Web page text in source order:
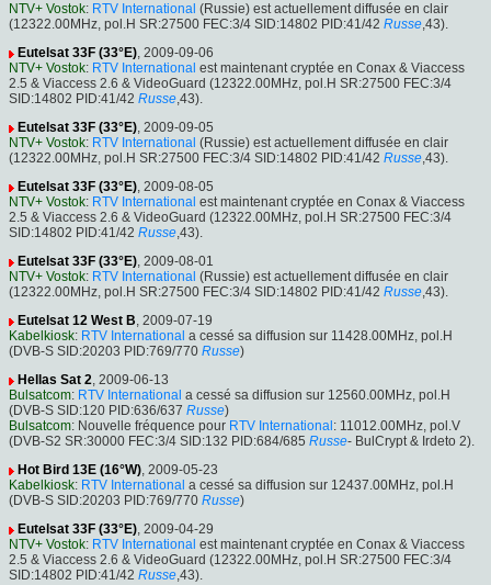
NTV+ Vostok: RTV International (Russie) est actuellement diffusée en clair
(12322.00MHz, pol.H SR:27500 FEC:3/4 SID:14802 PID:41/42 Russe,43).
Eutelsat 33F (33°E), 2009-09-06
NTV+ Vostok: RTV International est maintenant cryptée en Conax & Viaccess
2.5 & Viaccess 2.6 & VideoGuard (12322.00MHz, pol.H SR:27500 FEC:3/4
SID:14802 PID:41/42 Russe,43).
Eutelsat 33F (33°E), 2009-09-05
NTV+ Vostok: RTV International (Russie) est actuellement diffusée en clair
(12322.00MHz, pol.H SR:27500 FEC:3/4 SID:14802 PID:41/42 Russe,43).
Eutelsat 33F (33°E), 2009-08-05
NTV+ Vostok: RTV International est maintenant cryptée en Conax & Viaccess
2.5 & Viaccess 2.6 & VideoGuard (12322.00MHz, pol.H SR:27500 FEC:3/4
SID:14802 PID:41/42 Russe,43).
Eutelsat 33F (33°E), 2009-08-01
NTV+ Vostok: RTV International (Russie) est actuellement diffusée en clair
(12322.00MHz, pol.H SR:27500 FEC:3/4 SID:14802 PID:41/42 Russe,43).
Eutelsat 12 West B, 2009-07-19
Kabelkiosk: RTV International a cessé sa diffusion sur 11428.00MHz, pol.H
(DVB-S SID:20203 PID:769/770 Russe)
Hellas Sat 2, 2009-06-13
Bulsatcom: RTV International a cessé sa diffusion sur 12560.00MHz, pol.H
(DVB-S SID:120 PID:636/637 Russe)
Bulsatcom: Nouvelle fréquence pour RTV International : 11012.00MHz, pol.V
(DVB-S2 SR:30000 FEC:3/4 SID:132 PID:684/685 Russe- BulCrypt & Irdeto 2).
Hot Bird 13E (16°W), 2009-05-23
Kabelkiosk: RTV International a cessé sa diffusion sur 12437.00MHz, pol.H
(DVB-S SID:20203 PID:769/770 Russe)
Eutelsat 33F (33°E), 2009-04-29
NTV+ Vostok: RTV International est maintenant cryptée en Conax & Viaccess
2.5 & Viaccess 2.6 & VideoGuard (12322.00MHz, pol.H SR:27500 FEC:3/4
SID:14802 PID:41/42 Russe,43).